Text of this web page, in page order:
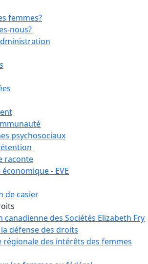
femmes?
nous?
psychosociaux
raconte
- EVE
de casier
canadienne des Sociétés Elizabeth Fry
la défense des droits
régionale des intérêts des femmes